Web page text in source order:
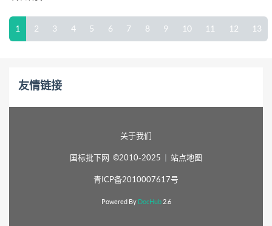
1 2 3 4 5 6 7 8 9 10 11 12 13
友情链接
关于我们
国标批下网 ©2010-2025 站点地图
青ICP备2010007617号
Powered By DocHub2.6